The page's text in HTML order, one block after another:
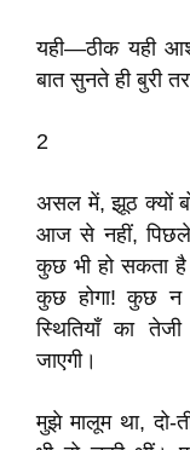
यही—ठीक यही
बात सुनते ही बुरी
2
असल में, झूठ क्यों
आज से नहीं, पिछले
कुछ भी हो सकता
कुछ होगा! कुछ न
स्थितियाँ का
जाएगी।
मुझे मालूम था, दो-